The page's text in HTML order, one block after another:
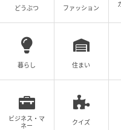
どうぶつ ファッション
暮らし 住まい
ビジネス・マ
ネー
クイズ